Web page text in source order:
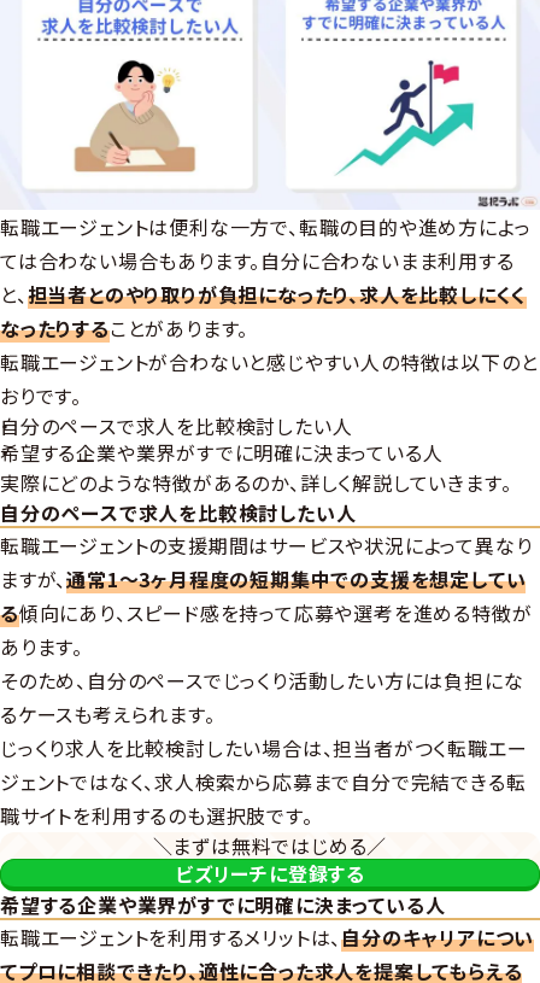
転職エージェントは便利な一方で、転職の目的や進め方によっ
ては合わない場合もあります。自分に合わないまま利用する
と、担当者とのやり取りが負担になったり、求人を比較しにくく
なったりすることがあります。
転職エージェントが合わないと感じやすい人の特徴は以下のと
おりです。
自分のペースで求人を比較検討したい人
希望する企業や業界がすでに明確に決まっている人
実際にどのような特徴があるのか、詳しく解説していきます。
自分のペースで求人を比較検討したい人
転職エージェントの支援期間はサービスや状況によって異なり
ますが、通常1〜3ヶ月程度の短期集中での支援を想定してい
る傾向にあり、スピード感を持って応募や選考を進める特徴が
あります。
そのため、自分のペースでじっくり活動したい方には負担にな
るケースも考えられます。
じっくり求人を比較検討したい場合は、担当者がつく転職エー
ジェントではなく、求人検索から応募まで自分で完結できる転
職サイトを利用するのも選択肢です。
＼まずは無料ではじめる／
ビズリーチに登録する
希望する企業や業界がすでに明確に決まっている人
転職エージェントを利用するメリットは、自分のキャリアについ
てプロに相談できたり、適性に合った求人を提案してもらえる